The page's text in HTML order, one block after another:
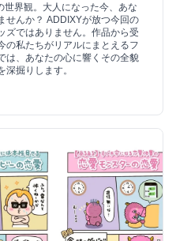
界観。大人になった今、あな
せんか？ ADDIXYが放つ今回の
ズではありません。作品から受
の私たちがリアルにまとえるフ
は、あなたの心に響くその全貌
掘りします。